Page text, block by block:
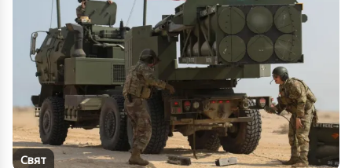
Свят